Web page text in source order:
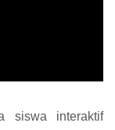
siswa interaktif